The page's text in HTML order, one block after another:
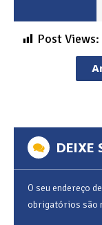
Post Views:
DEIXE
O seu endereço
obrigatórios são